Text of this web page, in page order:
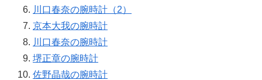
川口春奈の腕時計（2）
京本大我の腕時計
川口春奈の腕時計
堺正章の腕時計
佐野晶哉の腕時計